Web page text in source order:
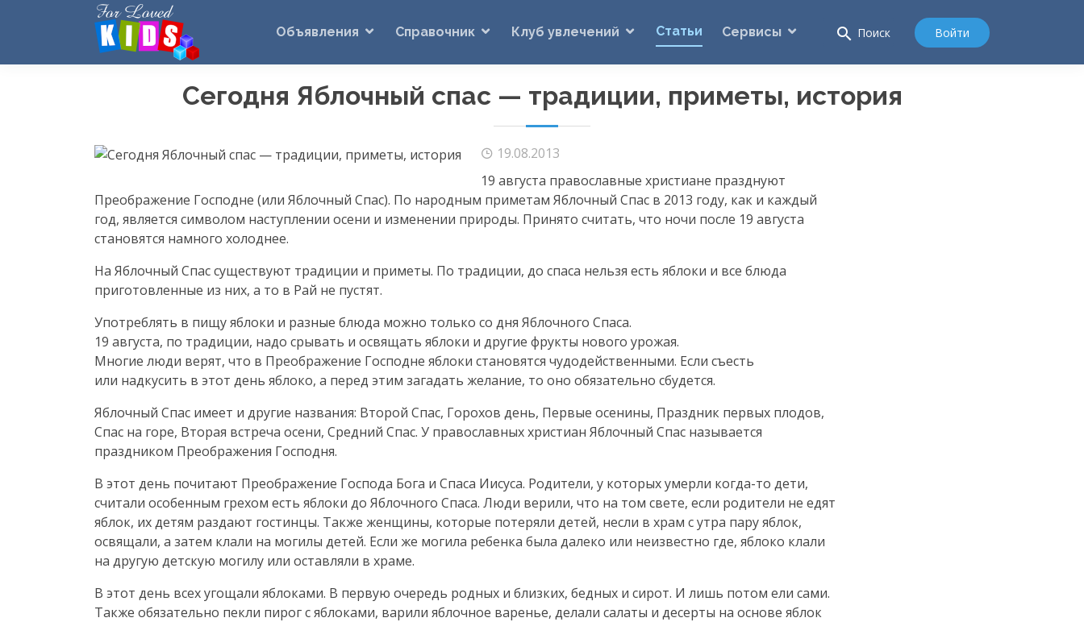
Объявления Справочник Клуб увлечений Статьи Сервисы search Поиск Войти
Сегодня Яблочный спас — традиции, приметы, история
19.08.2013
19 августа православные христиане празднуют
Преображение Господне (или Яблочный Спас). По народным приметам Яблочный Спас в 2013 году, как и каждый
год, является символом наступлении осени и изменении природы. Принято считать, что ночи после 19 августа
становятся намного холоднее.
На Яблочный Спас существуют традиции и приметы. По традиции, до спаса нельзя есть яблоки и все блюда
приготовленные из них, а то в Рай не пустят.
Употреблять в пищу яблоки и разные блюда можно только со дня Яблочного Спаса.
19 августа, по традиции, надо срывать и освящать яблоки и другие фрукты нового урожая.
Многие люди верят, что в Преображение Господне яблоки становятся чудодейственными. Если съесть
или надкусить в этот день яблоко, а перед этим загадать желание, то оно обязательно сбудется.
Яблочный Спас имеет и другие названия: Второй Спас, Горохов день, Первые осенины, Праздник первых плодов,
Спас на горе, Вторая встреча осени, Средний Спас. У православных христиан Яблочный Спас называется
праздником Преображения Господня.
В этот день почитают Преображение Господа Бога и Спаса Иисуса. Родители, у которых умерли когда-то дети,
считали особенным грехом есть яблоки до Яблочного Спаса. Люди верили, что на том свете, если родители не едят
яблок, их детям раздают гостинцы. Также женщины, которые потеряли детей, несли в храм с утра пару яблок,
освящали, а затем клали на могилы детей. Если же могила ребенка была далеко или неизвестно где, яблоко клали
на другую детскую могилу или оставляли в храме.
В этот день всех угощали яблоками. В первую очередь родных и близких, бедных и сирот. И лишь потом ели сами.
Также обязательно пекли пирог с яблоками, варили яблочное варенье, делали салаты и десерты на основе яблок